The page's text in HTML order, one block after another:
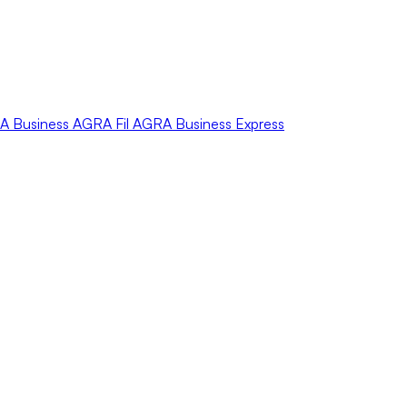
Business AGRA Fil AGRA Business Express